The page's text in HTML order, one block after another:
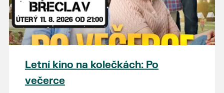
Letní kino na kolečkách: Po
večerce